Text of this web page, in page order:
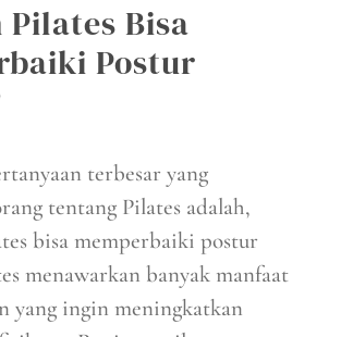
Bisa
Postur
terbesar yang
tentang Pilates adalah,
bisa memperbaiki postur
menawarkan banyak manfaat
yang ingin meningkatkan